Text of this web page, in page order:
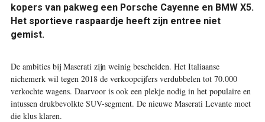
kopers van pakweg een Porsche Cayenne en BMW X5.
Het sportieve raspaardje heeft zijn entree niet
gemist.
De ambities bij Maserati zijn weinig bescheiden. Het Italiaanse
nichemerk wil tegen 2018 de verkoopcijfers verdubbelen tot 70.000
verkochte wagens. Daarvoor is ook een plekje nodig in het populaire en
intussen drukbevolkte SUV-segment. De nieuwe Maserati Levante moet
die klus klaren.